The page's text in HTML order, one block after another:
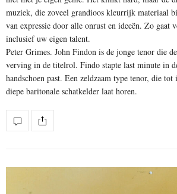
muziek, die zoveel grandioos kleurrijk materiaal
van expressie door alle onrust en ideeën. Zo gaat
inclusief uw eigen talent.
Peter Grimes. John Findon is de jonge tenor die
verving in de titelrol. Findo stapte last minute in
handschoen past. Een zeldzaam type tenor, die
diepe baritonale schatkelder laat horen.